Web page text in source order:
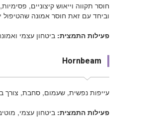
חוסר תקווה וייאוש קיצוניים,
וביחד עם זאת חוסר אמונה שהטיפול
פעילות התמצית: ביטחון עצמי
Hornbeam
עייפות נפשית, שעמום, סחבת, צורך
פעילות התמצית: ביטחון עצמי,